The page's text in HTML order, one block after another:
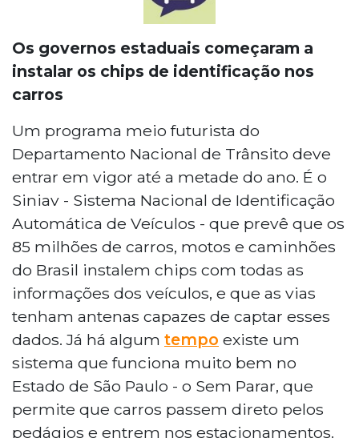
Os governos estaduais começaram a
instalar os chips de identificação nos
carros
Um programa meio futurista do
Departamento Nacional de Trânsito deve
entrar em vigor até a metade do ano. É o
Siniav - Sistema Nacional de Identificação
Automática de Veículos - que prevê que os
85 milhões de carros, motos e caminhões
do Brasil instalem chips com todas as
informações dos veículos, e que as vias
tenham antenas capazes de captar esses
dados. Já há algum tempo existe um
sistema que funciona muito bem no
Estado de São Paulo - o Sem Parar, que
permite que carros passem direto pelos
pedágios e entrem nos estacionamentos.